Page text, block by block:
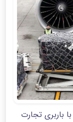
با باربری تجارت